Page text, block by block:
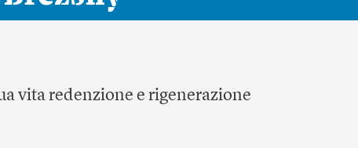
vita redenzione e rigenerazione